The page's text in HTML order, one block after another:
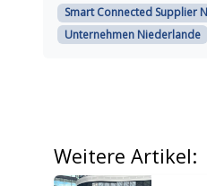
Smart Connected Supplier
Unternehmen Niederlande
Weitere Artikel: